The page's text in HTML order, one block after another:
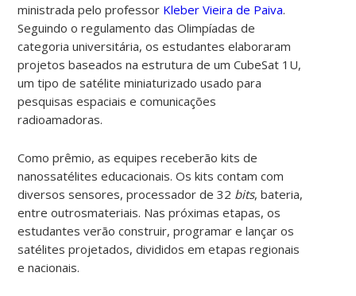
ministrada pelo professor Kleber Vieira de Paiva.
Seguindo o regulamento das Olimpíadas de
categoria universitária, os estudantes elaboraram
projetos baseados na estrutura de um CubeSat 1U,
um tipo de satélite miniaturizado usado para
pesquisas espaciais e comunicações
radioamadoras.
Como prêmio, as equipes receberão kits de
nanossatélites educacionais. Os kits contam com
diversos sensores, processador de 32 bits, bateria,
entre outrosmateriais. Nas próximas etapas, os
estudantes verão construir, programar e lançar os
satélites projetados, divididos em etapas regionais
e nacionais.